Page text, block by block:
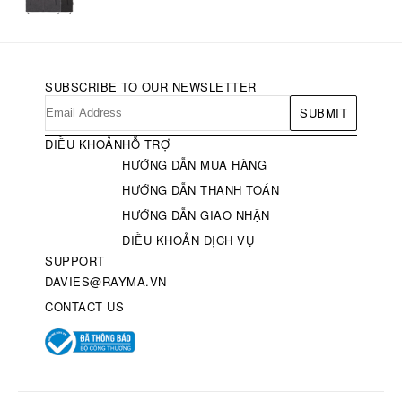
SUBSCRIBE TO OUR NEWSLETTER
SUBMIT
ĐIỀU KHOẢNHỖ TRỢ
HƯỚNG DẪN MUA HÀNG
HƯỚNG DẪN THANH TOÁN
HƯỚNG DẪN GIAO NHẬN
ĐIỀU KHOẢN DỊCH VỤ
SUPPORT
DAVIES@RAYMA.VN
CONTACT US